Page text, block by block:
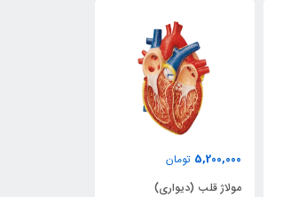
5,200,000 تومان
مولاژ قلب (دیواری)